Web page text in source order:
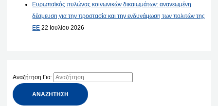
Ευρωπαϊκός πυλώνας κοινωνικών δικαιωμάτων: ανανεωμένη
δέσμευση για την προστασία και την ενδυνάμωση των πολιτών της
ΕΕ 22 Ιουλίου 2026
Αναζήτηση Για: